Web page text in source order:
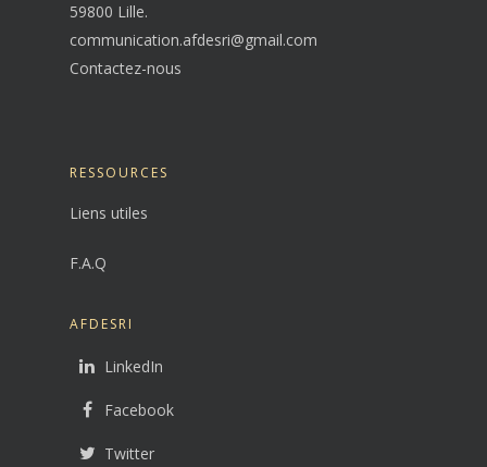
59800 Lille.
communication.afdesri@gmail.com
Contactez-nous
RESSOURCES
Liens utiles
F.A.Q
AFDESRI
LinkedIn
Facebook
Twitter